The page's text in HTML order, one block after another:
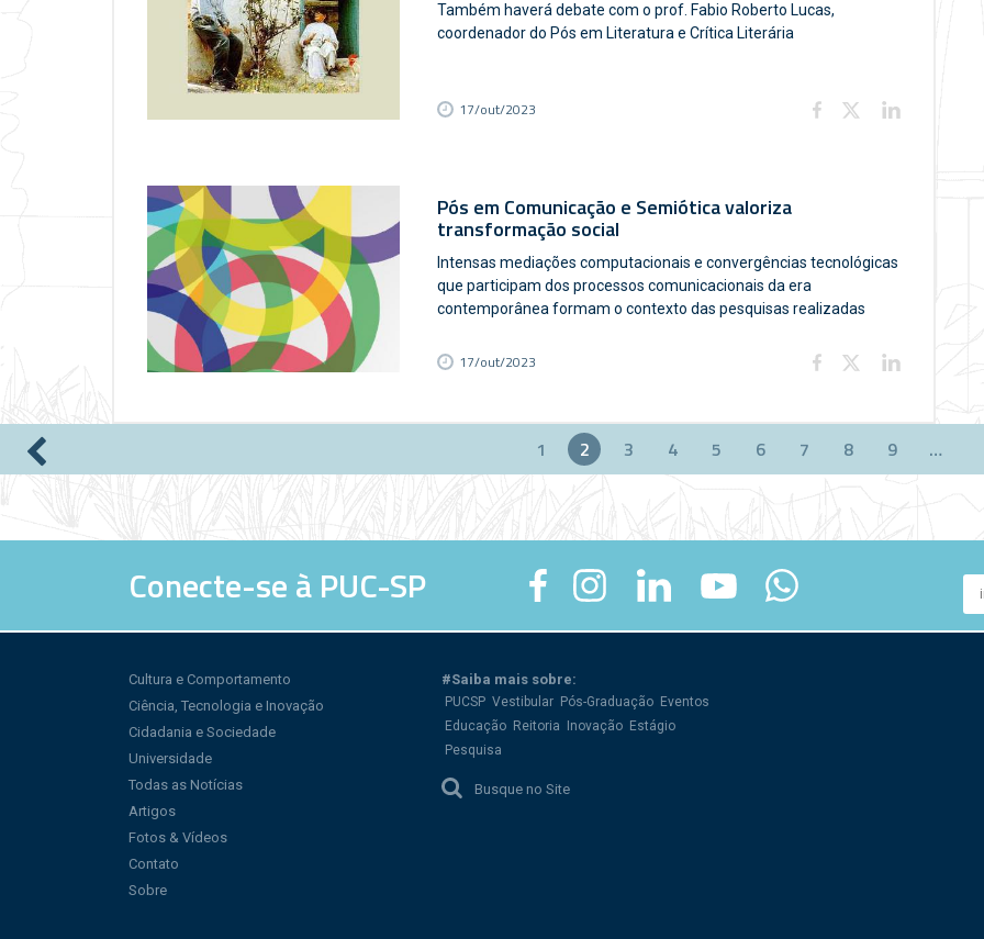
Também haverá debate com o prof. Fabio Roberto Lucas,
coordenador do Pós em Literatura e Crítica Literária
17/out/2023
Pós em Comunicação e Semiótica valoriza
transformação social
Intensas mediações computacionais e convergências tecnológicas
que participam dos processos comunicacionais da era
contemporânea formam o contexto das pesquisas realizadas
17/out/2023
Páginas 1 2 3 4 5 6 7 8 9 …
Conecte-se à PUC-SP
Cultura e Comportamento
Ciência, Tecnologia e Inovação
Cidadania e Sociedade
Universidade
Todas as Notícias
Artigos
Fotos & Vídeos
Contato
Sobre
#Saiba mais sobre:
PUCSP Vestibular Pós-Graduação Eventos
Educação Reitoria Inovação Estágio
Pesquisa
Busque no Site